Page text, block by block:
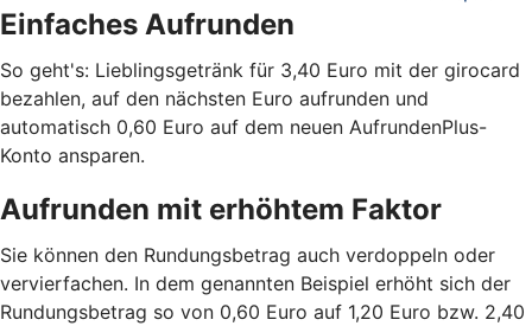
Einfaches Aufrunden
So geht's: Lieblingsgetränk für 3,40 Euro mit der girocard
bezahlen, auf den nächsten Euro aufrunden und
automatisch 0,60 Euro auf dem neuen AufrundenPlus-
Konto ansparen.
Aufrunden mit erhöhtem Faktor
Sie können den Rundungsbetrag auch verdoppeln oder
vervierfachen. In dem genannten Beispiel erhöht sich der
Rundungsbetrag so von 0,60 Euro auf 1,20 Euro bzw. 2,40